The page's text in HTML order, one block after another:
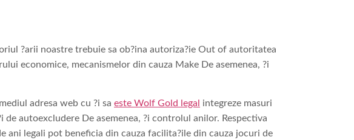
?arii noastre trebuie sa ob?ina autoriza?ie Out of autoritatea
economice, mecanismelor din cauza Make De asemenea, ?i
adresa web cu ?i sa este Wolf Gold legal
integreze masuri
autoexcludere De asemenea, ?i controlul anilor. Respectiva
ani legali pot beneficia din cauza facilita?ile din cauza jocuri de